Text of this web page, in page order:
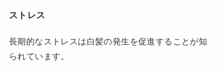
ストレス
長期的なストレスは白髪の発生を促進することが知
られています。